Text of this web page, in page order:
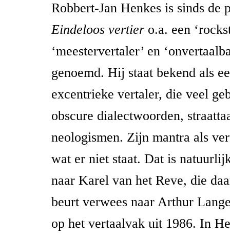
Robbert-Jan Henkes is sinds de
Eindeloos vertier o.a. een
‘meestervertaler’ en
genoemd. Hij staat bekend als
excentrieke vertaler, die veel
obscure dialectwoorden,
neologismen. Zijn mantra als
wat er niet staat. Dat is
naar Karel van het Reve, die
beurt verwees naar Arthur
op het vertaalvak uit 1986. In